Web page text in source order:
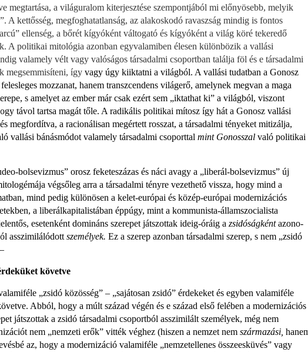
megtartása, a világ­uralom kiterjesztése szempontjából mi előnyösebb, melyik
A kettősség, megfoghatatlanság, az alakoskodó ravaszság mindig is fontos
ellenség, a bőrét kígyóként váltogató és kígyó­ként a világ köré tekeredő
A politikai mitológia azonban egyvalamiben élesen külön­bözik a vallási
valamely vélt vagy valóságos társadalmi csoportban találja föl és e tár­sadalmi
megsemmisíteni, így vagy úgy kiiktatni a világból. A vallási tudatban a Gonosz
mozzanat, hanem transzcendens világerő, amelynek megvan a maga
s amelyet az ember már csak ezért sem „iktathat ki” a világból, viszont
távol tartsa magát tőle. A radikális politikai mítosz így hát a Gonosz vallási
megfor­dítva, a racionálisan megértett rosszat, a társadalmi tényeket mitizálja,
vallási bánásmódot valamely társadalmi csoporttal mint Gonosszal való politikai
bolsevizmus” orosz feke­teszázas és náci avagy a „liberál-bolsevizmus” új
végsőleg arra a társadalmi tény­re vezethető vissza, hogy mind a
mind pedig különösen a kelet-európai és közép­-európai modernizációs
a liberálkapitalistában éppúgy, mint a kommunista-államszocialista
esetenként domi­náns szerepet játszottak ideig-óráig a zsidóságkéntazono­
asszimilálódott személyek. Ez a szerep azonban társadalmi szerep, s nem „zsidó
követve
„zsidó közösség” – „sajátosan zsidó” érdekeket és egyben valamiféle
Abból, hogy a múlt század végén és e század első felében a modernizációs
játszottak a zsidó társadalmi csoportból asszi­milált személyek, még nem
nem „nemzeti erők” vitték véghez (hiszen a nemzet nem származási,
az, hogy a modernizáció valamiféle „nemzetellenes összees­küvés” vagy